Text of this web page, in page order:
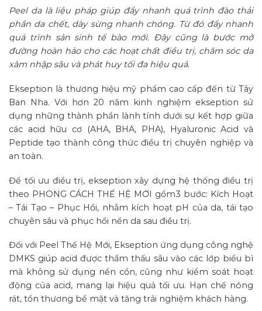
Peel da là liệu pháp giúp đẩy nhanh quá trình đào thải
phần da chết, dày sừng nhanh chóng. Từ đó đẩy nhanh
quá trình sản sinh tế bào mới. Đây cũng là bước mở
đường hoàn hảo cho các hoạt chất điều trị, chăm sóc da
xâm nhập sâu và phát huy tối đa hiệu quả.
Ekseption là thương hiệu mỹ phẩm cao cấp đến từ Tây
Ban Nha. Với hơn 20 năm kinh nghiệm ekseption sử
dụng những thành phần lành tính dưới sự kết hợp giữa
các acid hữu cơ (AHA, BHA, PHA), Hyaluronic Acid và
Peptide tạo thành công thức điều trị chuyên nghiệp và
an toàn.
Để tối ưu điều trị, ekseption xây dựng hệ thống điều trị
theo PHONG CÁCH THẾ HỆ MỚI gồm3 bước: Kích Hoạt
– Tái Tạo – Phục Hồi, nhằm kích hoạt pH của da, tái tạo
chuyên sâu và phục hồi nền da sau điều trị.
Đối với Peel Thế Hệ Mới, Ekseption ứng dụng công nghệ
DMKS giúp acid được thẩm thấu sâu vào các lớp biểu bì
mà không sử dụng nền cồn, cũng như kiểm soát hoạt
động của acid, mang lại hiệu quả tối ưu. Hạn chế nóng
rát, tổn thương bề mặt và tăng trải nghiệm khách hàng.